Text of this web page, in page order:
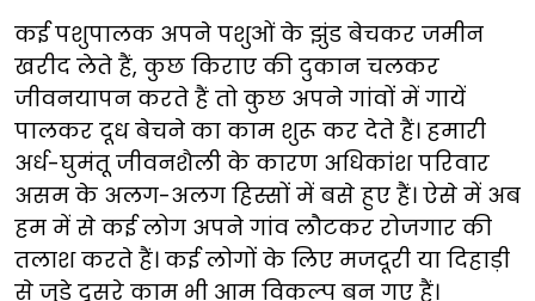
कई पशुपालक अपने पशुओं के झुंड बेचकर जमीन
खरीद लेते हैं, कुछ किराए की दुकान चलकर
जीवनयापन करते हैं तो कुछ अपने गांवों में गायें
पालकर दूध बेचने का काम शुरू कर देते हैं। हमारी
अर्ध-घुमंतू जीवनशैली के कारण अधिकांश परिवार
असम के अलग-अलग हिस्सों में बसे हुए हैं। ऐसे में अब
हम में से कई लोग अपने गांव लौटकर रोजगार की
तलाश करते हैं। कई लोगों के लिए मजदूरी या दिहाड़ी
से जुड़े दूसरे काम भी आम विकल्प बन गए हैं।